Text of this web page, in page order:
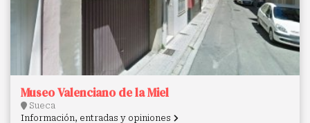
Museo Valenciano de la Miel
Sueca
Información, entradas y opiniones